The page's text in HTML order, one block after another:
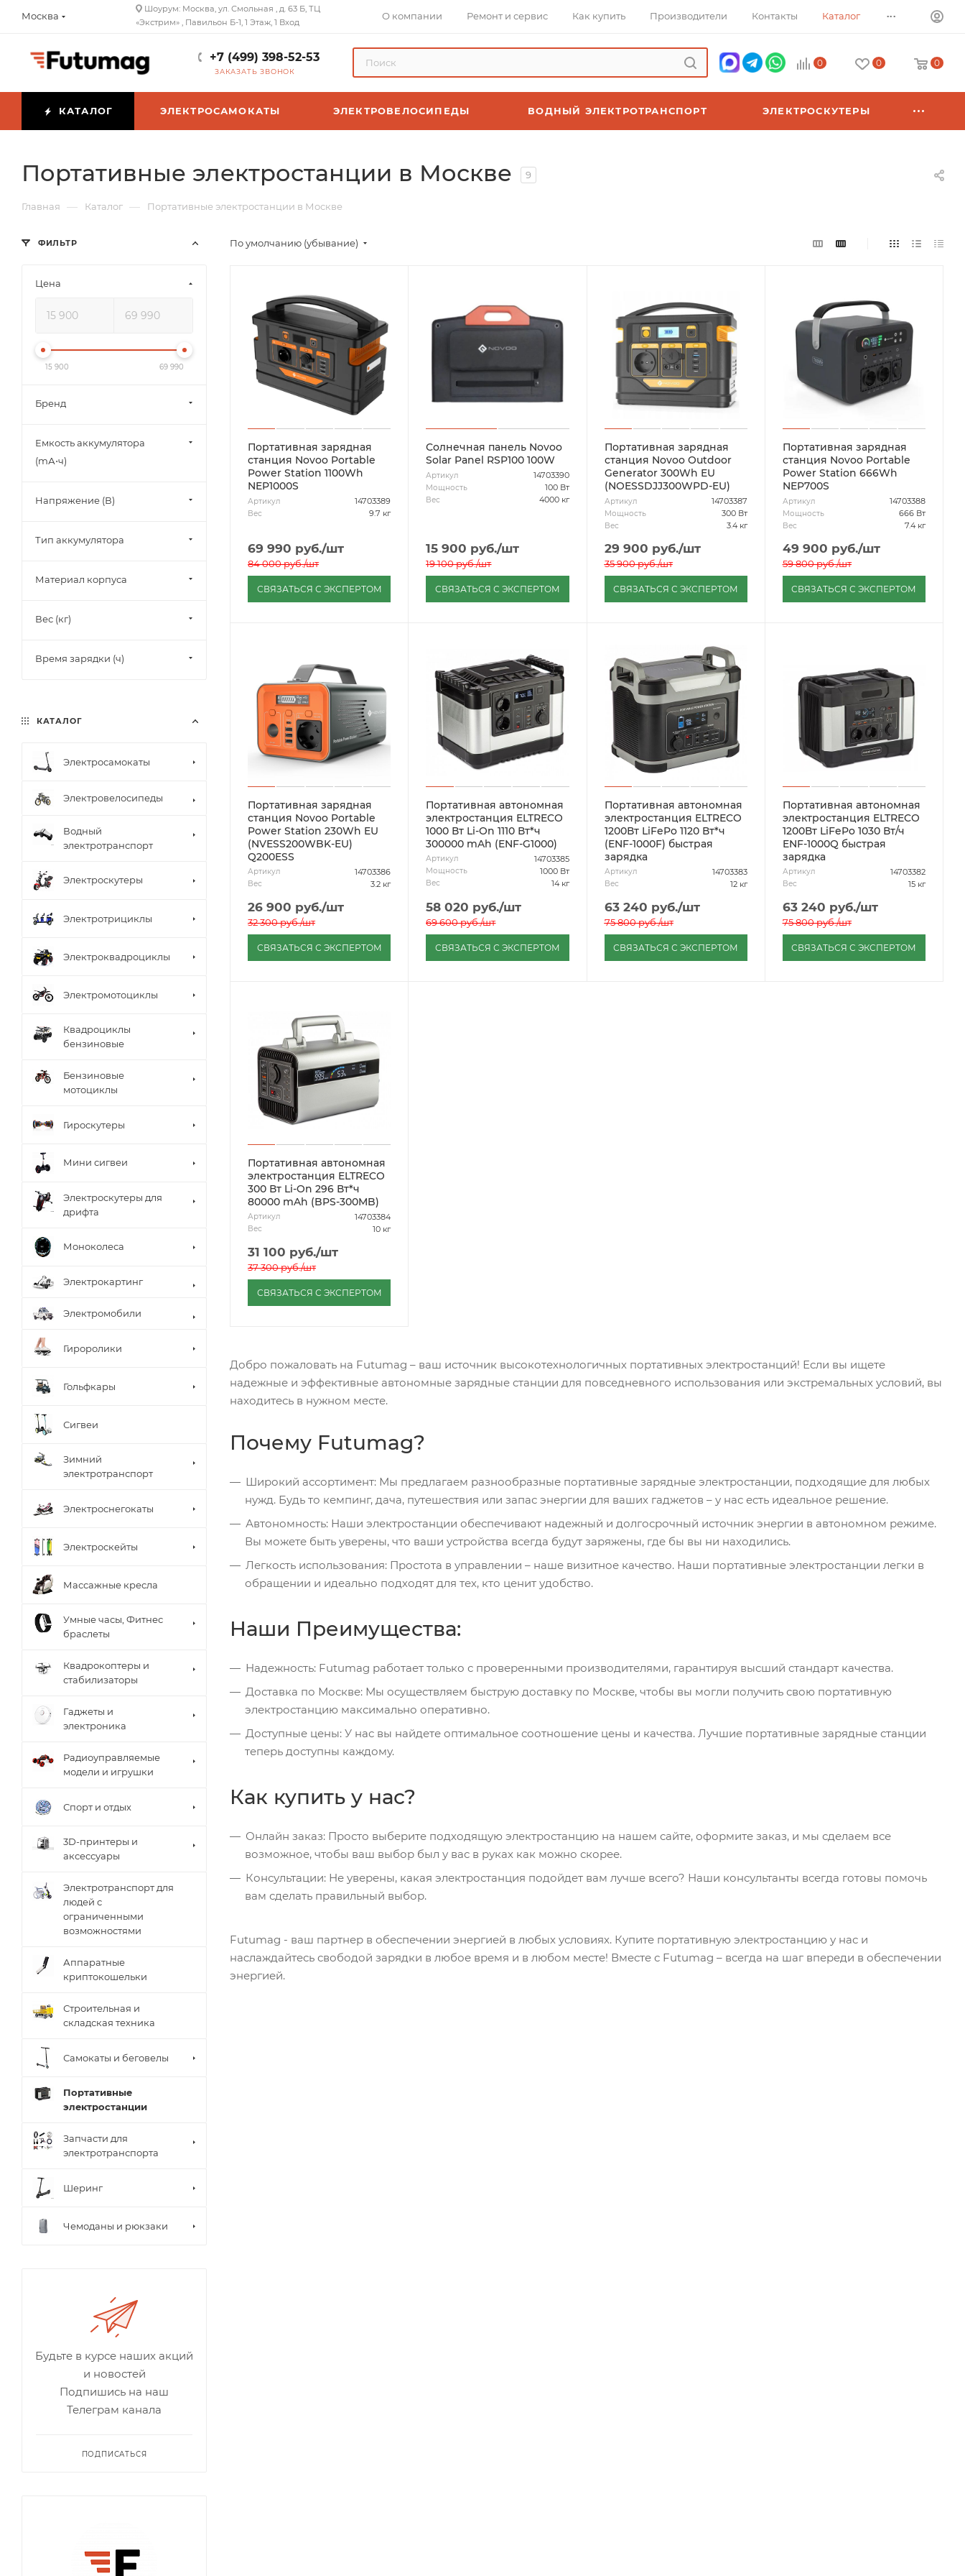
Москва
Шоурум: Москва, ул. Смольная , д. 63 Б, ТЦ
«Экстрим» , Павильон Б-1, 1 Этаж, 1 Вход
О компании Ремонт и сервис Как купить Производители Контакты Каталог ...
+7 (499) 398-52-53
ЗАКАЗАТЬ ЗВОНОК
0 0 0
КАТАЛОГ ЭЛЕКТРОСАМОКАТЫ ЭЛЕКТРОВЕЛОСИПЕДЫ ВОДНЫЙ ЭЛЕКТРОТРАНСПОРТ ЭЛЕКТРОСКУТЕРЫ
Портативные электростанции в Москве 9
Главная — Каталог — Портативные электростанции в Москве
По умолчанию (убывание)
Портативная зарядная
станция Novoo Portable
Power Station 1100Wh
NEP1000S
Артикул 14703389
Вес 9.7 кг
69 990 руб./шт
84 000руб./шт
СВЯЗАТЬСЯ С ЭКСПЕРТОМ
Солнечная панель Novoo
Solar Panel RSP100 100W
Артикул 14703390
Мощность 100 Вт
Вес 4000 кг
15 900 руб./шт
19 100руб./шт
СВЯЗАТЬСЯ С ЭКСПЕРТОМ
Портативная зарядная
станция Novoo Outdoor
Generator 300Wh EU
(NOESSDJJ300WPD-EU)
Артикул 14703387
Мощность 300 Вт
Вес 3.4 кг
29 900 руб./шт
35 900руб./шт
СВЯЗАТЬСЯ С ЭКСПЕРТОМ
Портативная зарядная
станция Novoo Portable
Power Station 666Wh
NEP700S
Артикул 14703388
Мощность 666 Вт
Вес 7.4 кг
49 900 руб./шт
59 800руб./шт
СВЯЗАТЬСЯ С ЭКСПЕРТОМ
Портативная зарядная
станция Novoo Portable
Power Station 230Wh EU
(NVESS200WBK-EU)
Q200ESS
Артикул 14703386
Вес 3.2 кг
26 900 руб./шт
32 300руб./шт
СВЯЗАТЬСЯ С ЭКСПЕРТОМ
Портативная автономная
электростанция ELTRECO
1000 Вт Li-On 1110 Вт*ч
300000 mAh (ENF-G1000)
Артикул 14703385
Мощность 1000 Вт
Вес 14 кг
58 020 руб./шт
69 600руб./шт
СВЯЗАТЬСЯ С ЭКСПЕРТОМ
Портативная автономная
электростанция ELTRECO
1200Вт LiFePo 1120 Вт*ч
(ENF-1000F) быстрая
зарядка
Артикул 14703383
Вес 12 кг
63 240 руб./шт
75 800руб./шт
СВЯЗАТЬСЯ С ЭКСПЕРТОМ
Портативная автономная
электростанция ELTRECO
1200Вт LiFePo 1030 Вт/ч
ENF-1000Q быстрая
зарядка
Артикул 14703382
Вес 15 кг
63 240 руб./шт
75 800руб./шт
СВЯЗАТЬСЯ С ЭКСПЕРТОМ
Портативная автономная
электростанция ELTRECO
300 Вт Li-On 296 Вт*ч
80000 mAh (BPS-300MB)
Артикул 14703384
Вес 10 кг
31 100 руб./шт
37 300руб./шт
СВЯЗАТЬСЯ С ЭКСПЕРТОМ
Добро пожаловать на Futumag – ваш источник высокотехнологичных портативных электростанций! Если вы ищете
надежные и эффективные автономные зарядные станции для повседневного использования или экстремальных условий, вы
находитесь в нужном месте.
Почему Futumag?
Широкий ассортимент: Мы предлагаем разнообразные портативные зарядные электростанции, подходящие для любых
нужд. Будь то кемпинг, дача, путешествия или запас энергии для ваших гаджетов – у нас есть идеальное решение.
Автономность: Наши электростанции обеспечивают надежный и долгосрочный источник энергии в автономном режиме.
Вы можете быть уверены, что ваши устройства всегда будут заряжены, где бы вы ни находились.
Легкость использования: Простота в управлении – наше визитное качество. Наши портативные электростанции легки в
обращении и идеально подходят для тех, кто ценит удобство.
Наши Преимущества:
Надежность: Futumag работает только с проверенными производителями, гарантируя высший стандарт качества.
Доставка по Москве: Мы осуществляем быструю доставку по Москве, чтобы вы могли получить свою портативную
электростанцию максимально оперативно.
Доступные цены: У нас вы найдете оптимальное соотношение цены и качества. Лучшие портативные зарядные станции
теперь доступны каждому.
Как купить у нас?
Онлайн заказ: Просто выберите подходящую электростанцию на нашем сайте, оформите заказ, и мы сделаем все
возможное, чтобы ваш выбор был у вас в руках как можно скорее.
Консультации: Не уверены, какая электростанция подойдет вам лучше всего? Наши консультанты всегда готовы помочь
вам сделать правильный выбор.
Futumag - ваш партнер в обеспечении энергией в любых условиях. Купите портативную электростанцию у нас и
наслаждайтесь свободой зарядки в любое время и в любом месте! Вместе с Futumag – всегда на шаг впереди в обеспечении
энергией.
КАТАЛОГ
Электросамокаты
Электровелосипеды
Водный
электротранспорт
Электроскутеры
Электротрициклы
Электроквадроциклы
Электромотоциклы
Квадроциклы
бензиновые
Бензиновые
мотоциклы
Гироскутеры
Мини сигвеи
Электроскутеры для
дрифта
Моноколеса
Электрокартинг
Электромобили
Гироролики
Гольфкары
Сигвеи
Зимний
электротранспорт
Электроснегокаты
Электроскейты
Массажные кресла
Умные часы, Фитнес
браслеты
Квадрокоптеры и
стабилизаторы
Гаджеты и
электроника
Радиоуправляемые
модели и игрушки
Спорт и отдых
3D-принтеры и
аксессуары
Электротранспорт для
людей с
ограниченными
возможностями
Аппаратные
криптокошельки
Строительная и
складская техника
Самокаты и беговелы
Портативные
электростанции
Запчасти для
электротранспорта
Шеринг
Чемоданы и рюкзаки
ФИЛЬТР
Цена
15 900 69 990
Бренд
Емкость аккумулятора
(mА⋅ч)
Напряжение (В)
Тип аккумулятора
Материал корпуса
Вес (кг)
Время зарядки (ч)
Будьте в курсе наших акций
и новостей
Подпишись на наш
Телеграм канала
ПОДПИСАТЬСЯ